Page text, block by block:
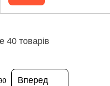
40 товарів
Вперед